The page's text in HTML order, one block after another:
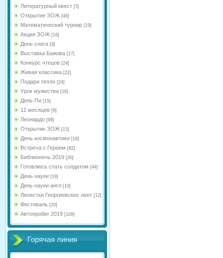
Литературный квест [5]
Открытие ЗОЖ [46]
Математический турнир [19]
Акция ЗОЖ [16]
День снега [9]
Выставка Бажова [17]
Конкурс чтецов [24]
Живая классика [22]
Подари тепло [24]
Урок мужества [16]
День Пи [15]
12 месяцев [9]
Леонардо [98]
Открытие ЗОЖ [15]
День космонавтики [18]
Встреча с Героем [82]
Библионочь 2019 [30]
Готовлюсь стать солдатом [44]
День науки [19]
День науки англ [10]
Лепестки Георгиевских лент [12]
Фестиваль [20]
Автопробег 2019 [109]
Горячая линия